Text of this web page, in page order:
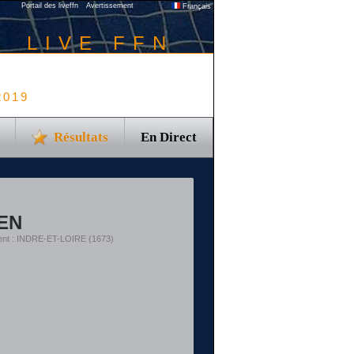
Portail des liveffn Avertissement Français
LIVE FFN
Résultats En Direct
: INDRE-ET-LOIRE (1673)